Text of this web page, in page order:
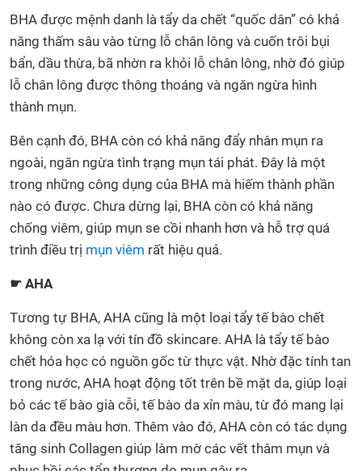
BHA được mệnh danh là tẩy da chết “quốc dân” có khả
năng thấm sâu vào từng lỗ chân lông và cuốn trôi bụi
bẩn, dầu thừa, bã nhờn ra khỏi lỗ chân lông, nhờ đó giúp
lỗ chân lông được thông thoáng và ngăn ngừa hình
thành mụn.
Bên cạnh đó, BHA còn có khả năng đẩy nhân mụn ra
ngoài, ngăn ngừa tình trạng mụn tái phát. Đây là một
trong những công dụng của BHA mà hiếm thành phần
nào có được. Chưa dừng lại, BHA còn có khả năng
chống viêm, giúp mụn se cồi nhanh hơn và hỗ trợ quá
trình điều trị mụn viêm rất hiệu quả.
☛ AHA
Tương tự BHA, AHA cũng là một loại tẩy tế bào chết
không còn xa lạ với tín đồ skincare. AHA là tẩy tế bào
chết hóa học có nguồn gốc từ thực vật. Nhờ đặc tính tan
trong nước, AHA hoạt động tốt trên bề mặt da, giúp loại
bỏ các tế bào già cỗi, tế bào da xỉn màu, từ đó mang lại
làn da đều màu hơn. Thêm vào đó, AHA còn có tác dụng
tăng sinh Collagen giúp làm mờ các vết thâm mụn và